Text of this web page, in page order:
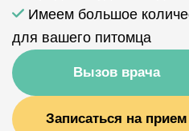
Имеем большое
для вашего питомца
Вызов врача
Записаться на прием